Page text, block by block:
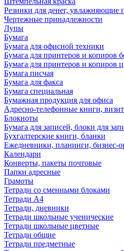
Резинки для денег, увлажняющие
Чертежные принадлежности
Лупы
Бумага
Бумага для офисной техники
Бумага для принтеров и копиров
Бумага для принтеров и копиров
Бумага писчая
Бумага для факса
Бумага специальная
Бумажная продукция для офиса
Адресно-телефонные книги,
Блокноты
Бумага для записей, блоки для
Бухгалтерские книги, бланки
Ежедневники, планинги, бизнес-
Календари
Конверты, пакеты почтовые
Папки адресные
Грамоты
Тетради со сменными блоками
Тетради А4
Тетради, дневники
Тетради школьные ученические
Тетради школьные цветные
Тетради общие
Тетради предметные